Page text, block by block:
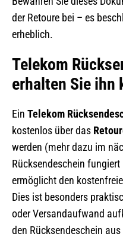
der Retoure bei – es
erheblich.
Telekom
erhalten Sie ihn
Ein Telekom
kostenlos über das
werden (mehr dazu im
Rücksendeschein
ermöglicht den
Dies ist besonders
oder Versandaufwand
den Rücksendeschein